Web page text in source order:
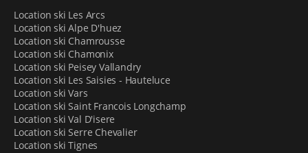
Location ski Les Arcs
Location ski Alpe D'huez
Location ski Chamrousse
Location ski Chamonix
Location ski Peisey Vallandry
Location ski Les Saisies - Hauteluce
Location ski Vars
Location ski Saint Francois Longchamp
Location ski Val D'isere
Location ski Serre Chevalier
Location ski Tignes